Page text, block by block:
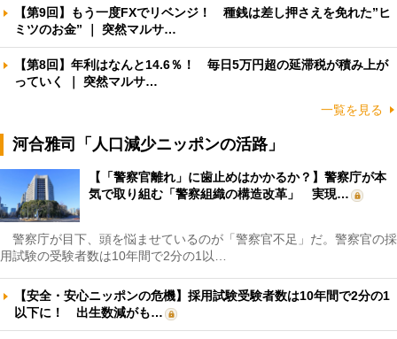
【第9回】もう一度FXでリベンジ！ 種銭は差し押さえを免れた”ヒ
ミツのお金” ｜ 突然マルサ…
【第8回】年利はなんと14.6％！ 毎日5万円超の延滞税が積み上が
っていく ｜ 突然マルサ…
一覧を見る
河合雅司「人口減少ニッポンの活路」
【「警察官離れ」に歯止めはかかるか？】警察庁が本
気で取り組む「警察組織の構造改革」 実現…
警察庁が目下、頭を悩ませているのが「警察官不足」だ。警察官の採
用試験の受験者数は10年間で2分の1以…
【安全・安心ニッポンの危機】採用試験受験者数は10年間で2分の1
以下に！ 出生数減がも…